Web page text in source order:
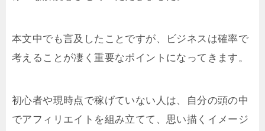
本文中でも言及したことですが、ビジネスは確率で
考えることが凄く重要なポイントになってきます。
初心者や現時点で稼げていない人は、自分の頭の中
でアフィリエイトを組み立てて、思い描くイメージ